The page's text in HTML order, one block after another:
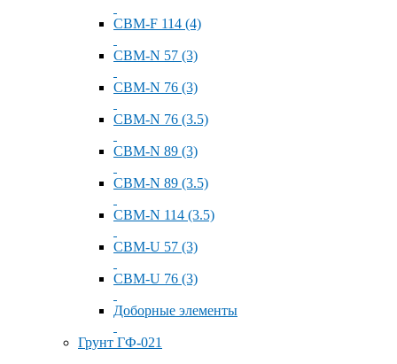
СВМ-F 114 (4)
СВМ-N 57 (3)
СВМ-N 76 (3)
СВМ-N 76 (3.5)
СВМ-N 89 (3)
СВМ-N 89 (3.5)
СВМ-N 114 (3.5)
СВМ-U 57 (3)
СВМ-U 76 (3)
Доборные элементы
Грунт ГФ-021